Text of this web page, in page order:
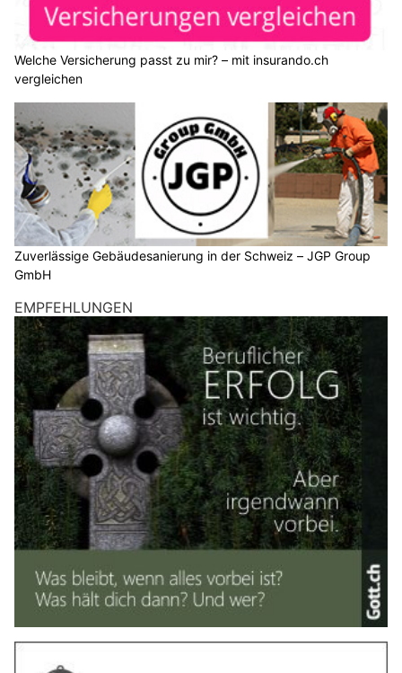
Welche Versicherung passt zu mir? – mit insurando.ch
vergleichen
Zuverlässige Gebäudesanierung in der Schweiz – JGP Group
GmbH
EMPFEHLUNGEN